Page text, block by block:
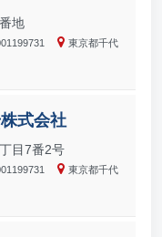
地
東京都千代
式会社
目7番2号
東京都千代